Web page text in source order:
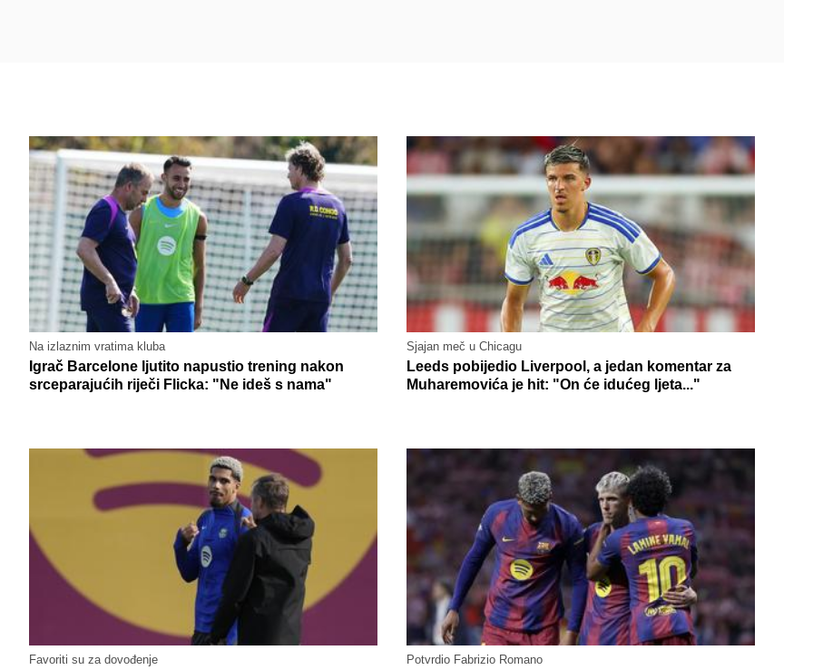
Na izlaznim vratima kluba
Igrač Barcelone ljutito napustio trening nakon
srceparajućih riječi Flicka: "Ne ideš s nama"
Sjajan meč u Chicagu
Leeds pobijedio Liverpool, a jedan komentar za
Muharemovića je hit: "On će idućeg ljeta..."
Favoriti su za dovođenje Potvrdio Fabrizio Romano